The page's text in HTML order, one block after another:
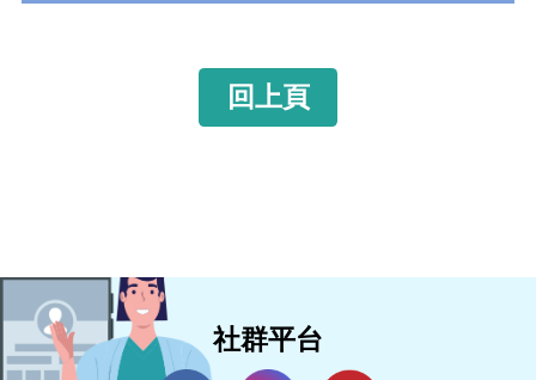
回上頁
社群平台